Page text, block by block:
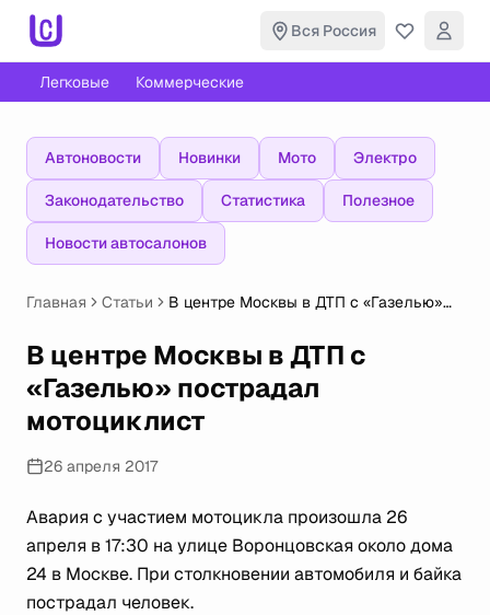
Вся Россия
Легковые Коммерческие
Автоновости Новинки Мото Электро
Законодательство Статистика Полезное
Новости автосалонов
Главная Статьи
В центре Москвы в ДТП с «Газелью»
В центре Москвы в ДТП с
«Газелью» пострадал
мотоциклист
26 апреля 2017
Авария с участием мотоцикла произошла 26
апреля в 17:30 на улице Воронцовская около дома
24 в Москве. При столкновении автомобиля и байка
пострадал человек.